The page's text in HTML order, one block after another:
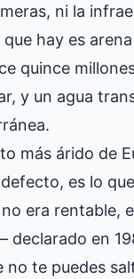
ni la
hay es
quince
y un agua
más árido de
es lo
era rentable,
declarado en
no te puedes